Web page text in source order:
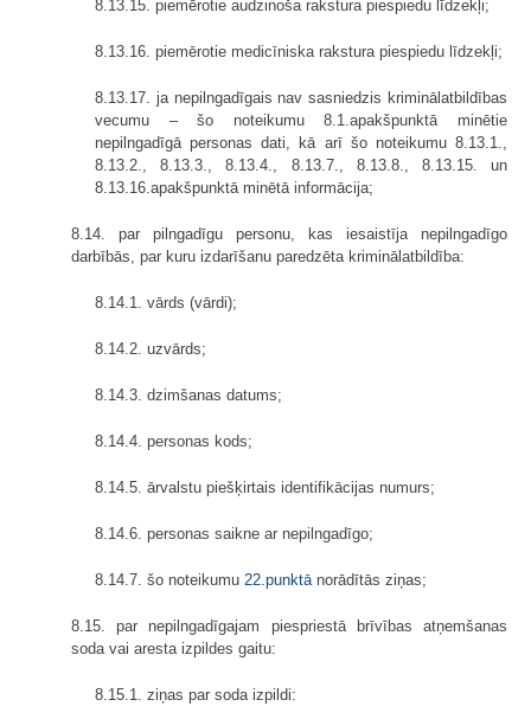
8.13.15. piemērotie audzinoša rakstura piespiedu līdzekļi;
8.13.16. piemērotie medicīniska rakstura piespiedu līdzekļi;
8.13.17. ja nepilngadīgais nav sasniedzis kriminālatbildības
vecumu – šo noteikumu 8.1.apakšpunktā minētie
nepilngadīgā personas dati, kā arī šo noteikumu 8.13.1.,
8.13.2., 8.13.3., 8.13.4., 8.13.7., 8.13.8., 8.13.15. un
8.13.16.apakšpunktā minētā informācija;
8.14. par pilngadīgu personu, kas iesaistīja nepilngadīgo
darbībās, par kuru izdarīšanu paredzēta kriminālatbildība:
8.14.1. vārds (vārdi);
8.14.2. uzvārds;
8.14.3. dzimšanas datums;
8.14.4. personas kods;
8.14.5. ārvalstu piešķirtais identifikācijas numurs;
8.14.6. personas saikne ar nepilngadīgo;
8.14.7. šo noteikumu 22.punktānorādītās ziņas;
8.15. par nepilngadīgajam piespriestā brīvības atņemšanas
soda vai aresta izpildes gaitu:
8.15.1. ziņas par soda izpildi: